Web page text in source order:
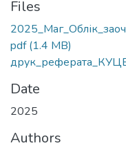
Files
pdf(1.4 MB)
Date
2025
Authors